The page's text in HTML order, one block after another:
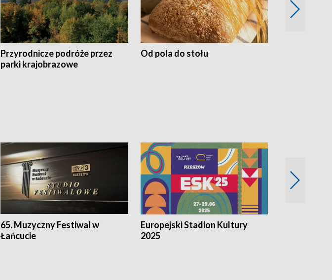
Przyrodnicze podróże przez
parki krajobrazowe
Od pola do stołu
65. Muzyczny Festiwal w
Łańcucie
Europejski Stadion Kultury
2025